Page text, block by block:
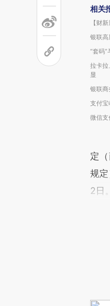
相关
【财
银联高
“套码”
拉卡拉
显
银联商
支付宝
微信支
定
规
2日。